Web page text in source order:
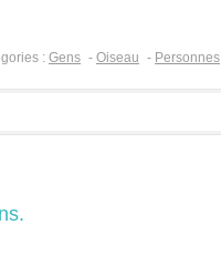
: Gens - Oiseau - Personnes